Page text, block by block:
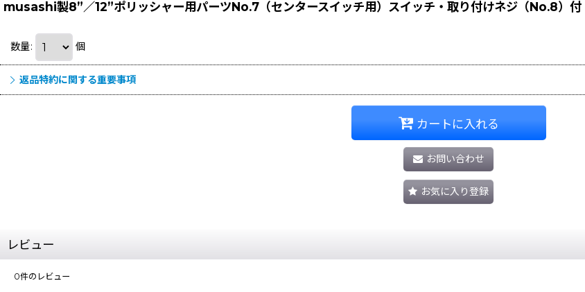
musashi製8”／12”ポリッシャー用パーツNo.7（センタースイッチ用）スイッチ・取り付けネジ（No.8）付
数量: 個
返品特約に関する重要事項
カートに入れる
お問い合わせ
お気に入り登録
レビュー
0件のレビュー